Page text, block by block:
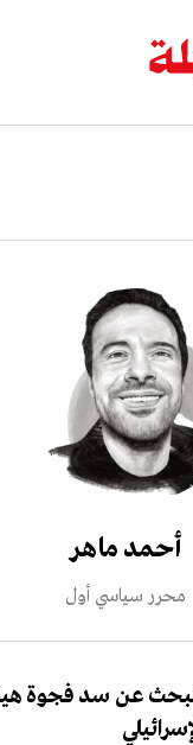
أحمد ماهر
محرر سياسي أول
عن سد فجوة